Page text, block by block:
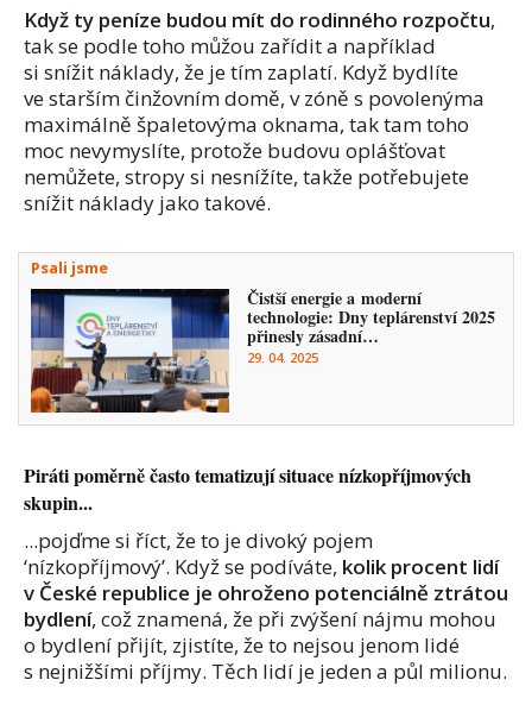
Když ty peníze budou mít do rodinného rozpočtu,
tak se podle toho můžou zařídit a například
si snížit náklady, že je tím zaplatí. Když bydlíte
ve starším činžovním domě, v zóně s povolenýma
maximálně špaletovýma oknama, tak tam toho
moc nevymyslíte, protože budovu oplášťovat
nemůžete, stropy si nesnížíte, takže potřebujete
snížit náklady jako takové.
Psali jsme
Čistší energie a moderní
technologie: Dny teplárenství 2025
přinesly zásadní…
29. 04. 2025
Piráti poměrně často tematizují situace nízkopříjmových
skupin...
...pojďme si říct, že to je divoký pojem
‘nízkopříjmový’. Když se podíváte, kolik procent lidí
v České republice je ohroženo potenciálně ztrátou
bydlení, což znamená, že při zvýšení nájmu mohou
o bydlení přijít, zjistíte, že to nejsou jenom lidé
s nejnižšími příjmy. Těch lidí je jeden a půl milionu.